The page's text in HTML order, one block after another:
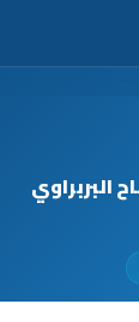
البربراوي